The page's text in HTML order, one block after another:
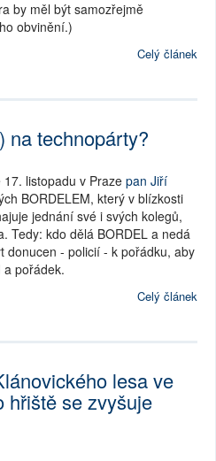
by měl být samozřejmě
obvinění.)
Celý článek
na technopárty?
listopadu v Praze pan Jiří
BORDELEM, který v blízkosti
jednání své i svých kolegů,
Tedy: kdo dělá BORDEL a nedá
donucen - policií - k pořádku, aby
a pořádek.
Celý článek
lesa ve
hřiště se zvyšuje